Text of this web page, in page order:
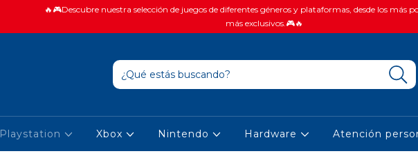
🔥🎮Descubre nuestra selección de juegos de diferentes géneros y plataformas, desde los más
más exclusivos.🎮🔥
Playstation Xbox Nintendo Hardware Atención